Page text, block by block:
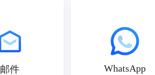
邮件 WhatsApp